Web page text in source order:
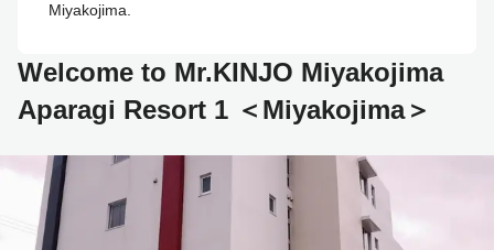
Miyakojima.
Welcome to Mr.KINJO Miyakojima
Aparagi Resort 1 ＜Miyakojima＞